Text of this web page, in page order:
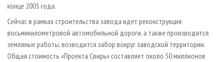
конце 2005 года.
Сейчас в рамках строительства завода идет реконструкция
восьмикилометровой автомобильной дороги, а также производятся
земляные работы, возводится забор вокруг заводской территории.
Общая стоимость «Проекта Свирь» составляет около 50 миллионов